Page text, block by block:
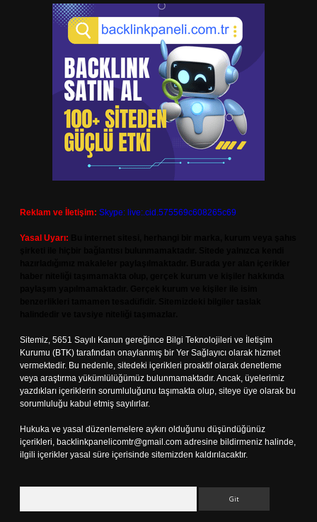
Reklam ve İletişim: Skype: live:.cid.575569c608265c69
Yasal Uyarı:
Sitemiz, 5651 Sayılı Kanun gereğince Bilgi Teknolojileri ve İletişim
Kurumu (BTK) tarafından onaylanmış bir Yer Sağlayıcı olarak hizmet
vermektedir. Bu nedenle, sitedeki içerikleri proaktif olarak denetleme
veya araştırma yükümlülüğümüz bulunmamaktadır. Ancak, üyelerimiz
yazdıkları içeriklerin sorumluluğunu taşımakta olup, siteye üye olarak bu
sorumluluğu kabul etmiş sayılırlar.
Hukuka ve yasal düzenlemelere aykırı olduğunu düşündüğünüz
içerikleri, backlinkpanelicomtr@gmail.com adresine bildirmeniz halinde,
ilgili içerikler yasal süre içerisinde sitemizden kaldırılacaktır.